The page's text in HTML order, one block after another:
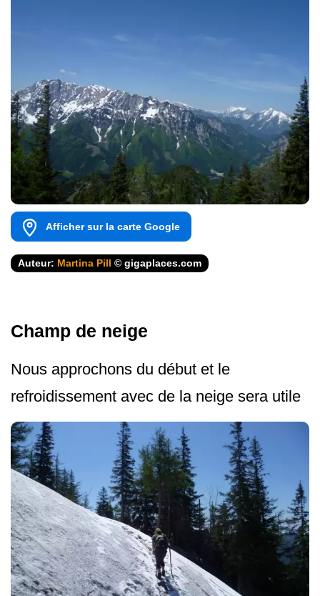
Afficher sur la carte Google
Auteur: Martina Pill © gigaplaces.com
Champ de neige
Nous approchons du début et le
refroidissement avec de la neige sera utile